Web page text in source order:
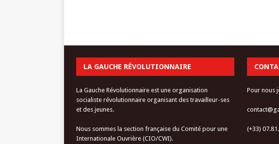
LA GAUCHE RÉVOLUTIONNAIRE
La Gauche Révolutionnaire est une organisation
socialiste révolutionnaire organisant des travailleur-ses
et des jeunes.
Nous sommes la section française du Comité pour une
Internationale Ouvrière (CIO/CWI).
Pour nous
(+33)